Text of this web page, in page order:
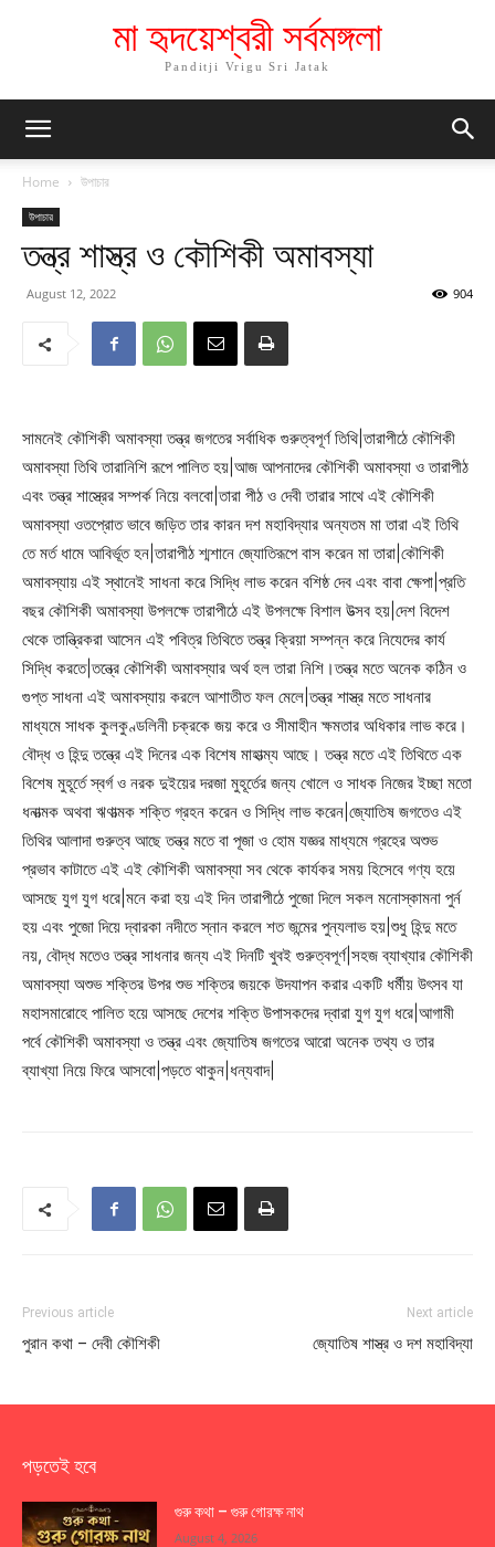
মা হৃদয়েশ্বরী সর্বমঙ্গলা
Panditji Vrigu Sri Jatak
Home উপাচার
উপাচার
তন্ত্র শাস্ত্র ও কৌশিকী অমাবস্যা
August 12, 2022 904
সামনেই কৌশিকী অমাবস্যা তন্ত্র জগতের সর্বাধিক গুরুত্বপূর্ণ তিথি|তারাপীঠে কৌশিকী
অমাবস্যা তিথি তারানিশি রূপে পালিত হয়|আজ আপনাদের কৌশিকী অমাবস্যা ও তারাপীঠ
এবং তন্ত্র শাস্ত্রের সম্পর্ক নিয়ে বলবো|তারা পীঠ ও দেবী তারার সাথে এই কৌশিকী
অমাবস্যা ওতপ্রোত ভাবে জড়িত তার কারন দশ মহাবিদ্যার অন্যতম মা তারা এই তিথি
তে মর্ত ধামে আবির্ভূত হন|তারাপীঠ শ্মশানে জ্যোতিরূপে বাস করেন মা তারা|কৌশিকী
অমাবস্যায় এই স্থানেই সাধনা করে সিদ্ধি লাভ করেন বশিষ্ঠ দেব এবং বাবা ক্ষেপা|প্রতি
বছর কৌশিকী অমাবস্যা উপলক্ষে তারাপীঠে এই উপলক্ষে বিশাল উত্‍সব হয়|দেশ বিদেশ
থেকে তান্ত্রিকরা আসেন এই পবিত্র তিথিতে তন্ত্র ক্রিয়া সম্পন্ন করে নিযেদের কার্য
সিদ্ধি করতে|তন্ত্রে কৌশিকী অমাবস্যার অর্থ হল তারা নিশি।তন্ত্র মতে অনেক কঠিন ও
গুপ্ত সাধনা এই অমাবস্যায় করলে আশাতীত ফল মেলে|তন্ত্র শাস্ত্র মতে সাধনার
মাধ্যমে সাধক কুলকুণ্ডলিনী চক্রকে জয় করে ও সীমাহীন ক্ষমতার অধিকার লাভ করে।
বৌদ্ধ ও হিন্দু তন্ত্রে এই দিনের এক বিশেষ মাহাত্ম্য আছে। তন্ত্র মতে এই তিথিতে এক
বিশেষ মুহূর্তে স্বর্গ ও নরক দুইয়ের দরজা মুহূর্তের জন্য খোলে ও সাধক নিজের ইচ্ছা মতো
ধনাত্মক অথবা ঋণাত্মক শক্তি গ্রহন করেন ও সিদ্ধি লাভ করেন|জ্যোতিষ জগতেও এই
তিথির আলাদা গুরুত্ব আছে তন্ত্র মতে বা পূজা ও হোম যজ্ঞর মাধ্যমে গ্রহের অশুভ
প্রভাব কাটাতে এই এই কৌশিকী অমাবস্যা সব থেকে কার্যকর সময় হিসেবে গণ্য হয়ে
আসছে যুগ যুগ ধরে|মনে করা হয় এই দিন তারাপীঠে পুজো দিলে সকল মনোস্কামনা পুর্ন
হয় এবং পুজো দিয়ে দ্বারকা নদীতে স্নান করলে শত জন্মের পুন্যলাভ হয়|শুধু হিন্দু মতে
নয়, বৌদ্ধ মতেও তন্ত্র সাধনার জন্য এই দিনটি খুবই গুরুত্বপূর্ণ|সহজ ব্যাখ্যার কৌশিকী
অমাবস্যা অশুভ শক্তির উপর শুভ শক্তির জয়কে উদযাপন করার একটি ধর্মীয় উৎসব যা
মহাসমারোহে পালিত হয়ে আসছে দেশের শক্তি উপাসকদের দ্বারা যুগ যুগ ধরে|আগামী
পর্বে কৌশিকী অমাবস্যা ও তন্ত্র এবং জ্যোতিষ জগতের আরো অনেক তথ্য ও তার
ব্যাখ্যা নিয়ে ফিরে আসবো|পড়তে থাকুন|ধন্যবাদ|
Previous article
পুরান কথা – দেবী কৌশিকী
Next article
জ্যোতিষ শাস্ত্র ও দশ মহাবিদ্যা
পড়তেই হবে
গুরু কথা – গুরু গোরক্ষ নাথ
August 4, 2026